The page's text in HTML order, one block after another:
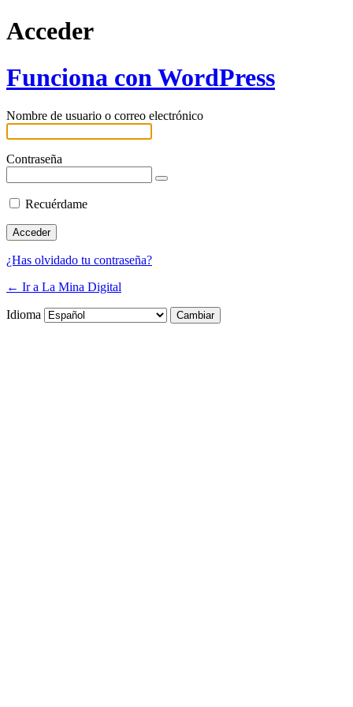
Acceder
Funciona con WordPress
Nombre de usuario o correo electrónico
Contraseña
Recuérdame
¿Has olvidado tu contraseña?
← Ir a La Mina Digital
Idioma